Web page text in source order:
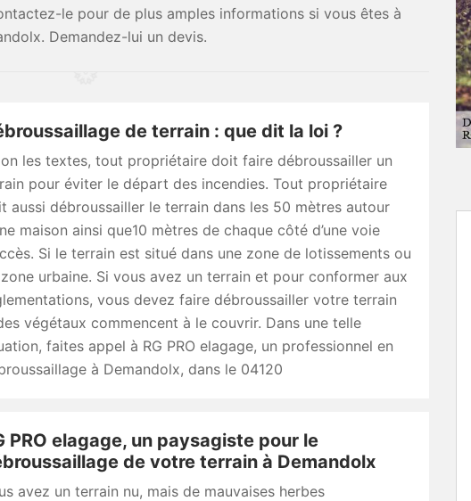
le pour de plus amples informations si vous êtes à
Demandez-lui un devis.
de terrain : que dit la loi ?
les textes, tout propriétaire doit faire débroussailler un
pour éviter le départ des incendies. Tout propriétaire
aussi débroussailler le terrain dans les 50 mètres autour
maison ainsi que10 mètres de chaque côté d’une voie
Si le terrain est situé dans une zone de lotissements ou
urbaine. Si vous avez un terrain et pour conformer aux
vous devez faire débroussailler votre terrain
végétaux commencent à le couvrir. Dans une telle
faites appel à RG PRO elagage, un professionnel en
à Demandolx, dans le 04120
PRO elagage, un paysagiste pour le
de votre terrain à Demandolx
avez un terrain nu, mais de mauvaises herbes